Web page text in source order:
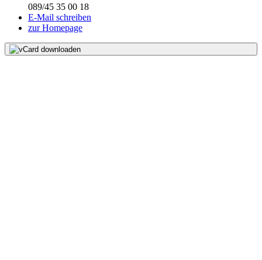
089/45 35 00 18
E-Mail schreiben
zur Homepage
vCard downloaden